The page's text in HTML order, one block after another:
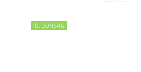
ÚJDONSÁG